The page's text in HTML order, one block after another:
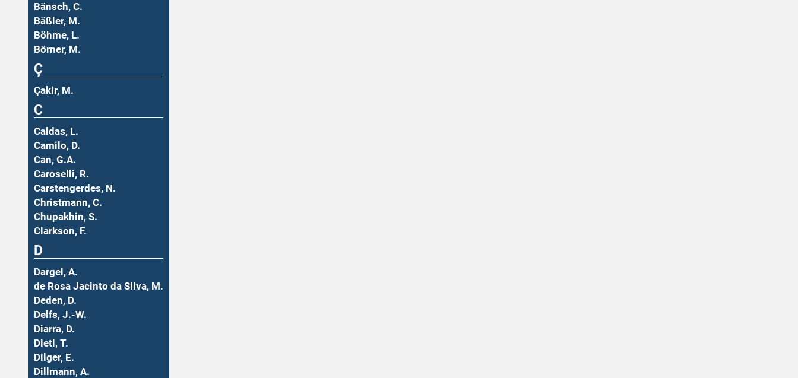
Bänsch, C.
Bäßler, M.
Böhme, L.
Börner, M.
Ç
Çakir, M.
C
Caldas, L.
Camilo, D.
Can, G.A.
Caroselli, R.
Carstengerdes, N.
Christmann, C.
Chupakhin, S.
Clarkson, F.
D
Dargel, A.
de Rosa Jacinto da Silva, M.
Deden, D.
Delfs, J.-W.
Diarra, D.
Dietl, T.
Dilger, E.
Dillmann, A.